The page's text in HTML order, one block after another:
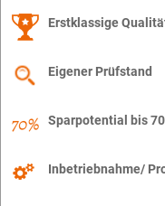
Erstklassige
Eigener Prüfstand
Sparpotential bis
Inbetriebnahme/